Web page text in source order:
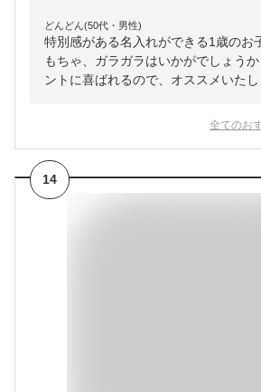
どんどん(50代・男性)
特別感がある名入れができる1歳のお
もちゃ、ガラガラはいかがでしょう
ントに喜ばれるので、オススメいたし
全てのお
14